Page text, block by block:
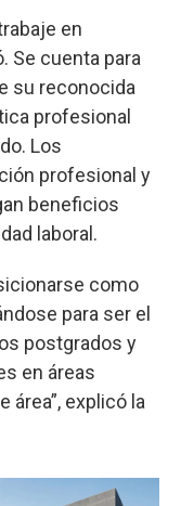
en
Se cuenta para
su reconocida
profesional
Los
profesional y
beneficios
laboral.
como
para ser el
postgrados y
en áreas
área”, explicó la